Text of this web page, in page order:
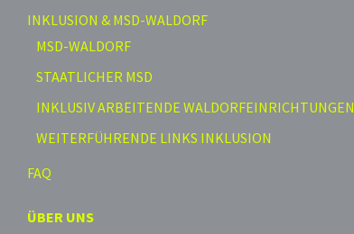
INKLUSION & MSD-WALDORF
MSD-WALDORF
STAATLICHER MSD
INKLUSIV ARBEITENDE WALDORFEINRICHTUNGEN
WEITERFÜHRENDE LINKS INKLUSION
FAQ
ÜBER UNS